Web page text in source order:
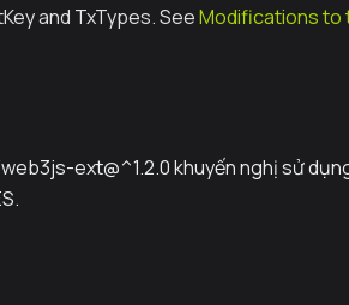
and TxTypes. SeeModifications to
ext@^1.2.0 khuyến nghị sử